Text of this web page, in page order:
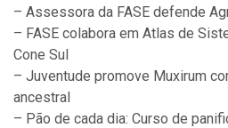
– Assessora da FASE defende
– FASE colabora em Atlas de
Cone Sul
– Juventude promove Muxirum
ancestral
– Pão de cada dia: Curso de